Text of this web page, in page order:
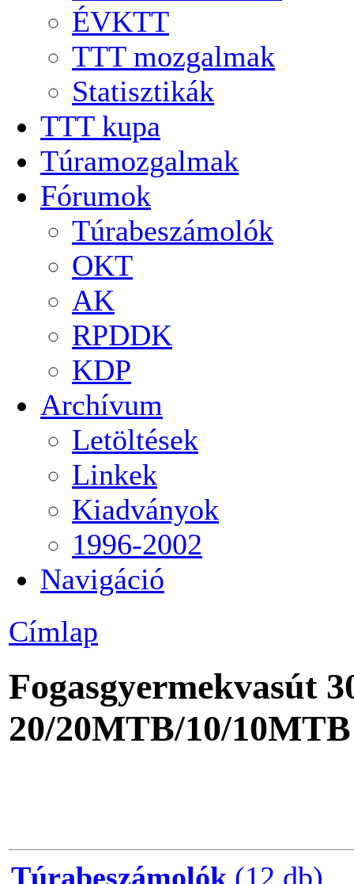
ÉVKTT
TTT mozgalmak
Statisztikák
TTT kupa
Túramozgalmak
Fórumok
Túrabeszámolók
OKT
AK
RPDDK
KDP
Archívum
Letöltések
Linkek
Kiadványok
1996-2002
Navigáció
Címlap
Fogasgyermekvasút
20/20MTB/10/10MTB
Túrabeszámolók (12 db)